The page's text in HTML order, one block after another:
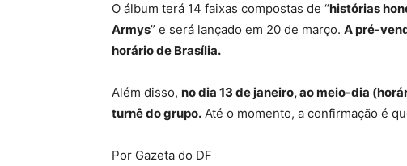
O álbum terá 14 faixas compostas de “histórias
Armys” e será lançado em 20 de março. A pré-
horário de Brasília.
Além disso, no dia 13 de janeiro, ao meio-dia
turnê do grupo. Até o momento, a confirmação é
Por Gazeta do DF